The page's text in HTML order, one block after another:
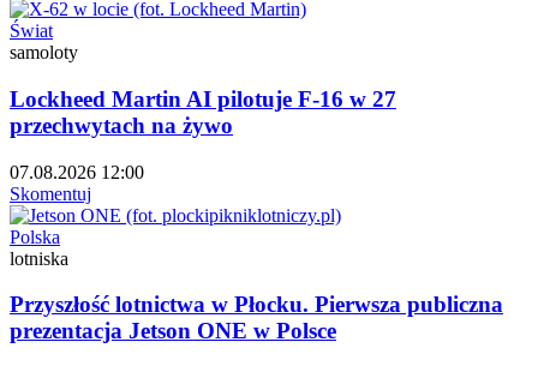
Świat
samoloty
Lockheed Martin AI pilotuje F-16 w 27
przechwytach na żywo
07.08.2026 12:00
Skomentuj
Polska
lotniska
Przyszłość lotnictwa w Płocku. Pierwsza publiczna
prezentacja Jetson ONE w Polsce